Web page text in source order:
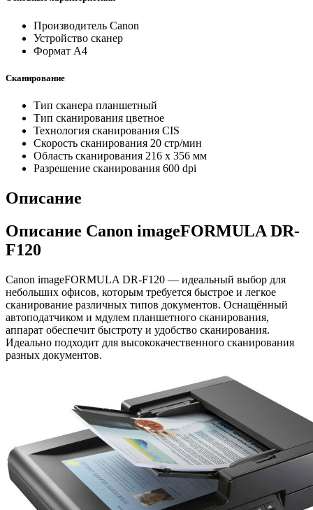
Производитель Canon
Устройство сканер
Формат A4
Сканирование
Тип сканера планшетный
Тип сканирования цветное
Технология сканирования CIS
Скорость сканирования 20 стр/мин
Область сканирования 216 x 356 мм
Разрешение сканирования 600 dpi
Описание
Описание Canon imageFORMULA DR-
F120
Canon imageFORMULA DR-F120 — идеальный выбор для
небольших офисов, которым требуется быстрое и легкое
сканирование различных типов документов. Оснащённый
автоподатчиком и мдулем планшетного сканирования,
аппарат обеспечит быстроту и удобство сканирования.
Идеально подходит для высококачественного сканирования
разных документов.